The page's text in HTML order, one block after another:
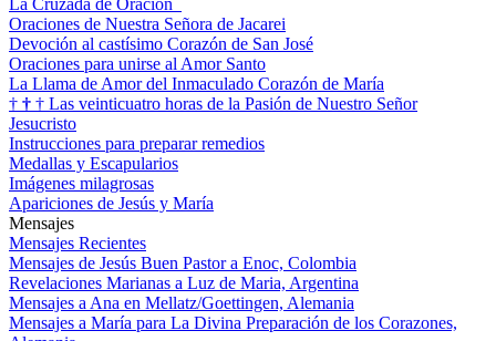
Oraciones de Nuestra Señora de Jacarei
Devoción al castísimo Corazón de San José
Oraciones para unirse al Amor Santo
La Llama de Amor del Inmaculado Corazón de María
† † † Las veinticuatro horas de la Pasión de Nuestro Señor
Jesucristo
Instrucciones para preparar remedios
Medallas y Escapularios
Imágenes milagrosas
Apariciones de Jesús y María
Mensajes
Mensajes Recientes
Mensajes de Jesús Buen Pastor a Enoc, Colombia
Revelaciones Marianas a Luz de Maria, Argentina
Mensajes a Ana en Mellatz/Goettingen, Alemania
Mensajes a María para La Divina Preparación de los Corazones,